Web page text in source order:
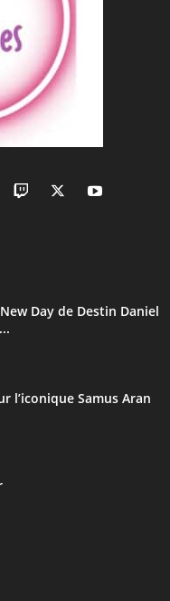
Day de Destin Daniel
l’iconique Samus Aran